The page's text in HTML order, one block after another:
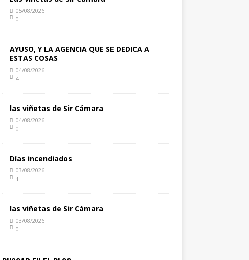
05/08/2026
0
AYUSO, Y LA AGENCIA QUE SE DEDICA A
ESTAS COSAS
04/08/2026
4
las viñetas de Sir Cámara
04/08/2026
0
Días incendiados
03/08/2026
1
las viñetas de Sir Cámara
03/08/2026
0